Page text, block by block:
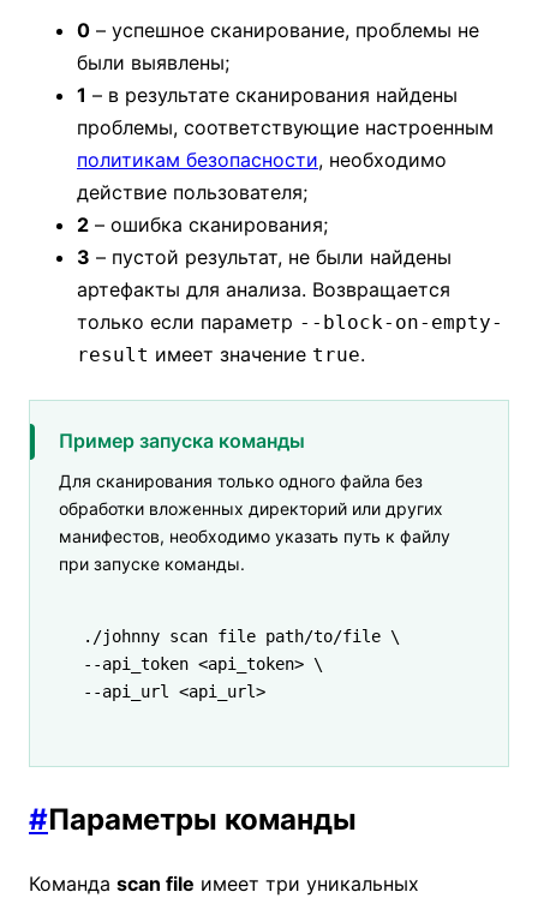
0 – успешное сканирование, проблемы не
были выявлены;
1 – в результате сканирования найдены
проблемы, соответствующие настроенным
политикам безопасности, необходимо
действие пользователя;
2 – ошибка сканирования;
3 – пустой результат, не были найдены
артефакты для анализа. Возвращается
только если параметр --block-on-empty-
result имеет значение true.
Пример запуска команды
Для сканирования только одного файла без
обработки вложенных директорий или других
манифестов, необходимо указать путь к файлу
при запуске команды.
./johnny scan file path/to/file \
--api_token <api_token> \
--api_url <api_url>
#Параметры команды
Команда scan file имеет три уникальных